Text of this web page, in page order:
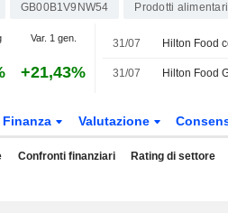
GB00B1V9NW54 Prodotti alimentari
Var. 1 gen.
+21,43%
31/07
31/07
Finanza Valutazione
Confronti finanziari Rating di settore